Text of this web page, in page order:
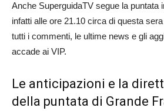
Anche SuperguidaTV segue la puntata
infatti alle ore 21.10 circa di questa
tutti i commenti, le ultime news e gli
accade ai VIP.
Le anticipazioni e la
della puntata di Grande